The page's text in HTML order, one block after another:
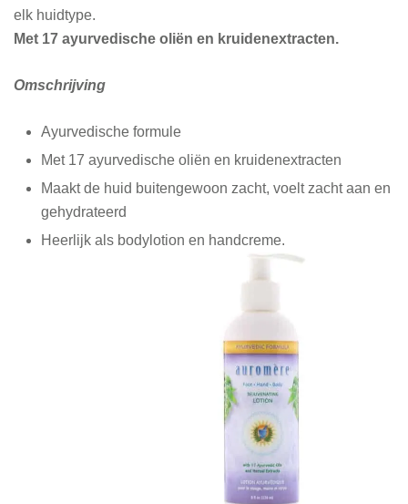
elk huidtype.
Met 17 ayurvedische oliën en kruidenextracten.
Omschrijving
Ayurvedische formule
Met 17 ayurvedische oliën en kruidenextracten
Maakt de huid buitengewoon zacht, voelt zacht aan en
gehydrateerd
Heerlijk als bodylotion en handcreme.